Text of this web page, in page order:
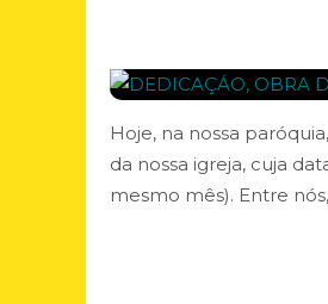
Hoje, na nossa
da nossa igreja, cuja
mesmo mês). Entre